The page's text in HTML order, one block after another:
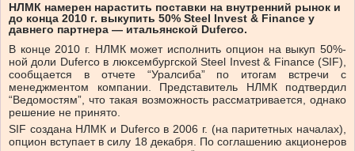
НЛМК намерен нарастить поставки на внутренний рынок и
до конца 2010 г. выкупить 50% Steel Invest & Finance у
давнего партнера — итальянской Duferco.
В конце 2010 г. НЛМК может исполнить опцион на выкуп 50%-
ной доли Duferco в люксембургской Steel Invest & Finance (SIF),
сообщается в отчете “Уралсиба” по итогам встречи с
менеджментом компании. Представитель НЛМК подтвердил
“Ведомостям”, что такая возможность рассматривается, однако
решение не принято.
SIF создана НЛМК и Duferco в 2006 г. (на паритетных началах),
опцион вступает в силу 18 декабря. По соглашению акционеров